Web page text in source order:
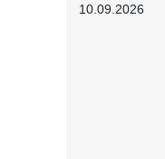
10.09.2026